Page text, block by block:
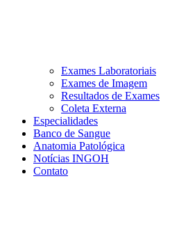
Exames Laboratoriais
Exames de Imagem
Resultados de Exames
Coleta Externa
Especialidades
Banco de Sangue
Anatomia Patológica
Notícias INGOH
Contato